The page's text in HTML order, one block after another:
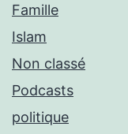
Famille
Islam
Non classé
Podcasts
politique